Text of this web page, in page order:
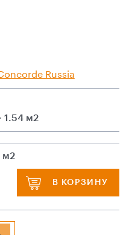
Russia
1.54 м2
м2
В КОРЗИНУ